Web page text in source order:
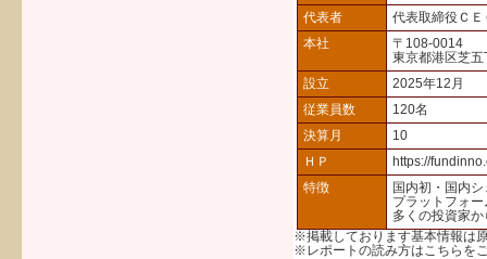
代表者
代表取締役
本社
〒108-0014
東京都港区芝
設立
2025年12月
従業員数
120名
決算月
10
ＨＰ
https://
特徴
国内初・国内
プラットフォ
多くの投資家
※掲載しております基本情報は
※レポートの読み方はこちら を